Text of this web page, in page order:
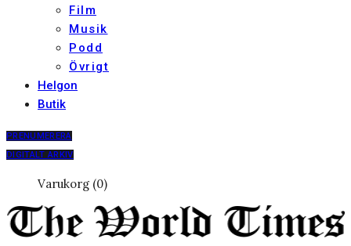
Film
Musik
Podd
Övrigt
Helgon
Butik
PRENUMERERA
DIGITALT ARKIV
Varukorg (0)